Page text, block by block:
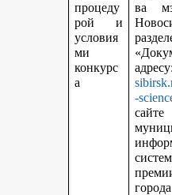
процеду
рой и
условия
ми
конкурс
а
ва
-
сайте
города